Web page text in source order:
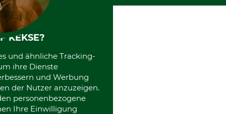
KEKSE?
und ähnliche Tracking-
ihre Dienste
und Werbung
der Nutzer anzuzeigen.
personenbezogene
Ihre Einwilligung